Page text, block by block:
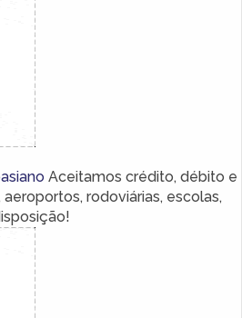
Aceitamos crédito, débito e
rodoviárias, escolas,